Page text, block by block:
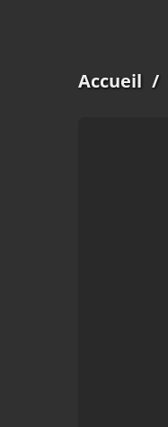
Accueil /